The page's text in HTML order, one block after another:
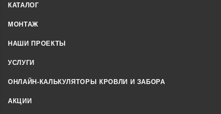
КАТАЛОГ
МОНТАЖ
НАШИ ПРОЕКТЫ
УСЛУГИ
ОНЛАЙН-КАЛЬКУЛЯТОРЫ КРОВЛИ И ЗАБОРА
АКЦИИ